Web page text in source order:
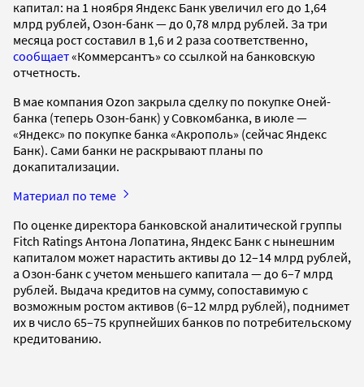
капитал: на 1 ноября Яндекс Банк увеличил его до 1,64
млрд рублей, Озон-банк — до 0,78 млрд рублей. За три
месяца рост составил в 1,6 и 2 раза соответственно,
сообщает«Коммерсантъ» со ссылкой на банковскую
отчетность.
В мае компания Ozon закрыла сделку по покупке Оней-
банка (теперь Озон-банк) у Совкомбанка, в июле —
«Яндекс» по покупке банка «Акрополь» (сейчас Яндекс
Банк). Сами банки не раскрывают планы по
докапитализации.
Материал по теме
По оценке директора банковской аналитической группы
Fitch Ratings Антона Лопатина, Яндекс Банк с нынешним
капиталом может нарастить активы до 12–14 млрд рублей,
а Озон-банк с учетом меньшего капитала — до 6–7 млрд
рублей. Выдача кредитов на сумму, сопоставимую с
возможным ростом активов (6–12 млрд рублей), поднимет
их в число 65–75 крупнейших банков по потребительскому
кредитованию.